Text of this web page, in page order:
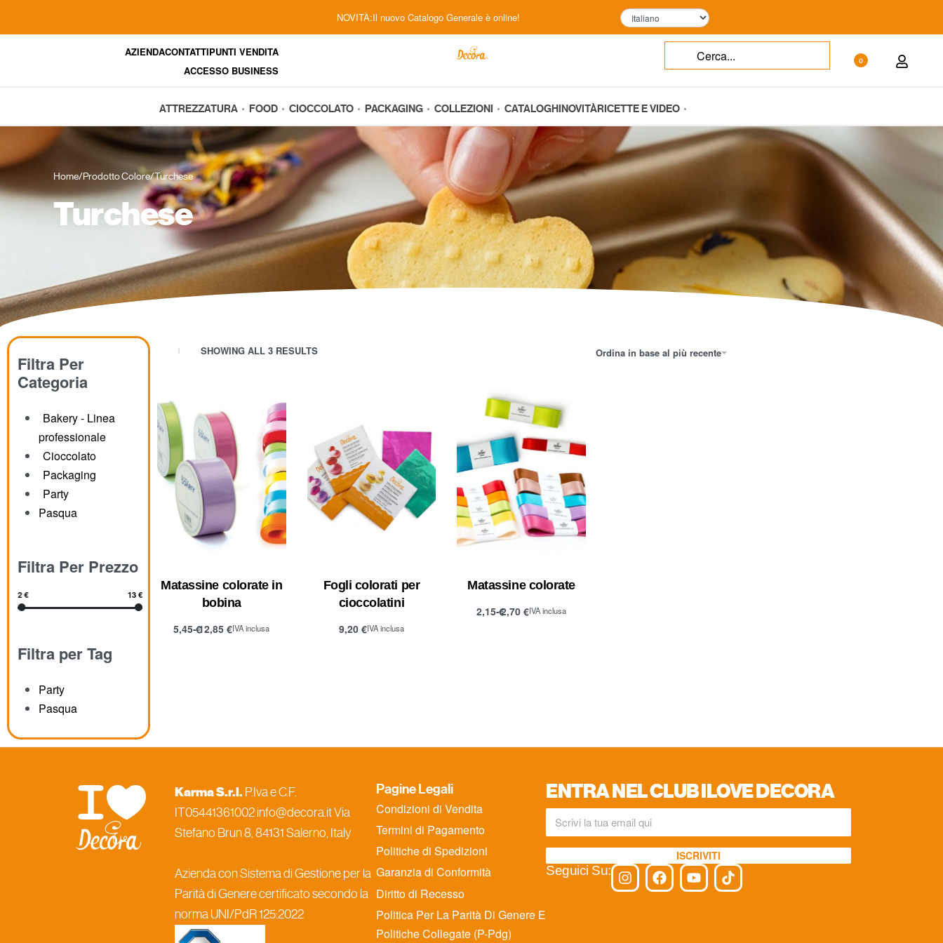
NOVITÀ:Il nuovo Catalogo Generale è online!
AZIENDACONTATTIPUNTI VENDITA
ACCESSO BUSINESS
0
ATTREZZATURA FOOD CIOCCOLATO PACKAGING COLLEZIONI CATALOGHI NOVITÀRICETTE E VIDEO
Home/Prodotto Colore/Turchese
Turchese
Filtra Per
Categoria
Bakery - Linea
professionale
Cioccolato
Packaging
Party
Pasqua
Filtra Per Prezzo
2 € 13 €
Filtra per Tag
Party
Pasqua
SHOWING ALL 3 RESULTS Ordina in base al più recente
Matassine colorate in
bobina
5,45€12,85€IVA inclusa
Fogli colorati per
cioccolatini
9,20 €IVA inclusa
Matassine colorate
2,15€2,70€IVA inclusa
Karma S.r.l. P.Iva e C.F.
IT05441361002 info@decora.it Via
Stefano Brun 8, 84131 Salerno, Italy
Azienda con Sistema di Gestione per la
Parità di Genere certificato secondo la
norma UNI/PdR 125:2022
Pagine Legali
Condizioni di Vendita
Termini di Pagamento
Politiche di Spedizioni
Garanzia di Conformità
Diritto di Recesso
Politica Per La Parità Di Genere E
Politiche Collegate (P-Pdg)
ENTRA NEL CLUB ILOVE DECORA
ISCRIVITI
Seguici Su: